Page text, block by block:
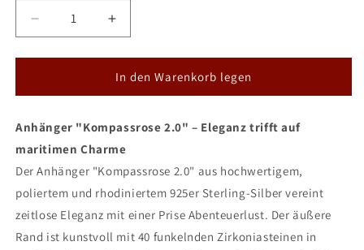
Verringere
die
Menge
DUR
&quot;Kompassrose
2.0&quot;
Lavasand
Erhöhe
die
Menge
für
DUR
&quot;Kompassrose
2.0&quot;
Lavasand
In den Warenkorb legen
Anhänger "Kompassrose 2.0" – Eleganz trifft auf
maritimen Charme
Der Anhänger "Kompassrose 2.0" aus hochwertigem,
poliertem und rhodiniertem 925er Sterling-Silber vereint
zeitlose Eleganz mit einer Prise Abenteuerlust. Der äußere
Rand ist kunstvoll mit 40 funkelnden Zirkoniasteinen in